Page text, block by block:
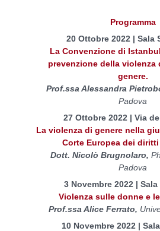
Programma
20 Ottobre 2022 | Sala
La Convenzione di
prevenzione della violenza
genere.
Prof.ssa Alessandra
Padova
27 Ottobre 2022 | Via
La violenza di genere nella
Corte Europea dei diritti
Dott. Nicolò Brugnolaro,
Padova
3 Novembre 2022 | Sala
Violenza sulle donne e
Prof.ssa Alice Ferrato,
10 Novembre 2022 |